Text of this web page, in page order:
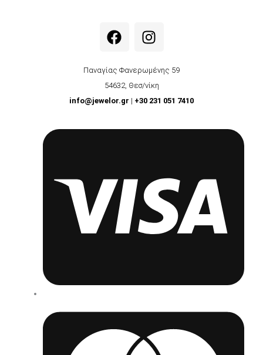
F
a
e
b
o
k
I
n
t
a
g
a
Παναγίας Φανερωμένης 59
54632, Θεσ/νίκη
info@jewelor.gr | +30 231 051 7410